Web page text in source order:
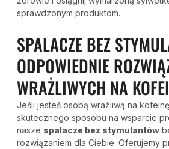
sprawdzonym produktom.
SPALACZE BEZ
ODPOWIEDNIE
WRAŻLIWYCH NA
Jeśli jesteś osobą wrażliwą na
skutecznego sposobu na wsparcie
nasze spalacze bez stymulantów
rozwiązaniem dla Ciebie. Oferujemy